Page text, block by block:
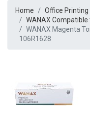
Home
Office Printing
WANAX
WANAX Magenta
106R1628